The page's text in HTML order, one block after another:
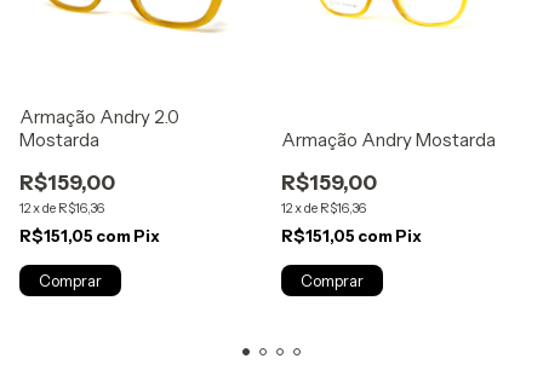
Armação Andry 2.0
Mostarda
R$159,00
12xde R$16,36
R$151,05 com Pix
Armação Andry Mostarda
R$159,00
12xde R$16,36
R$151,05 com Pix